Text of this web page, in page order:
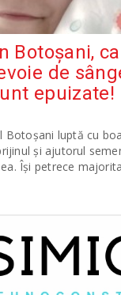
Botoșani,
de
epuizate!
Botoșani luptă cu
și ajutorul
Își petrece